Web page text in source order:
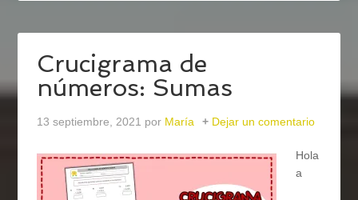
Crucigrama de
números: Sumas
13 septiembre, 2021 por María Dejar un comentario
Hola
a